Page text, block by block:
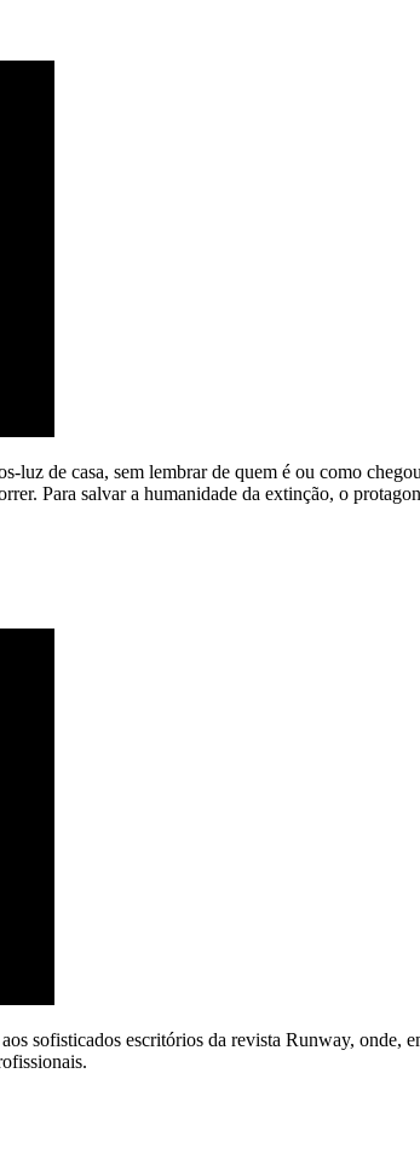
luz de casa, sem lembrar de quem é ou como
Para salvar a humanidade da extinção, o
sofisticados escritórios da revista Runway,